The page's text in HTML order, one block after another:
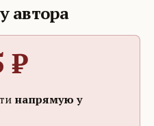
автора
₽
напрямую у